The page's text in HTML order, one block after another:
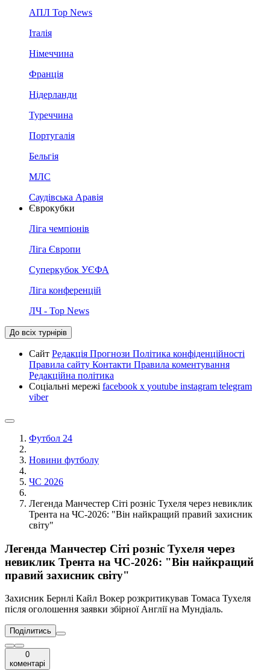
АПЛ Top News
Італія
Німеччина
Франція
Нідерланди
Туреччина
Португалія
Бельгія
МЛС
Саудівська Аравія
Єврокубки
Ліга чемпіонів
Ліга Європи
Суперкубок УЄФА
Ліга конференцій
ЛЧ - Top News
До всіх турнірів
Сайт Редакція Прогнози Політика конфіденційності
Правила сайту Контакти Правила коментування
Редакційна політика
Соціальні мережі facebook x youtube instagram telegram
viber
Футбол 24
Новини футболу
ЧС 2026
Легенда Манчестер Сіті розніс Тухеля через невиклик
Трента на ЧС-2026: "Він найкращий правий захисник
світу"
Легенда Манчестер Сіті розніс Тухеля через
невиклик Трента на ЧС-2026: "Він найкращий
правий захисник світу"
Захисник Бернлі Кайл Вокер розкритикував Томаса Тухеля
після оголошення заявки збірної Англії на Мундіаль.
Поділитись
0
коментарі